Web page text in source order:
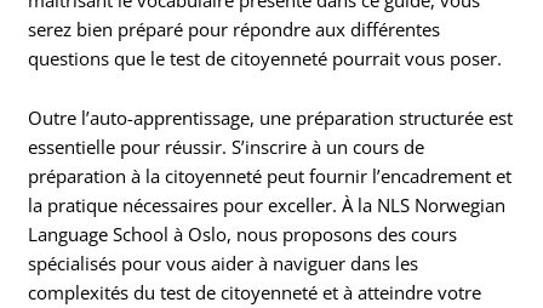
serez bien préparé pour répondre aux différentes
questions que le test de citoyenneté pourrait vous poser.
Outre l’auto-apprentissage, une préparation structurée est
essentielle pour réussir. S’inscrire à un cours de
préparation à la citoyenneté peut fournir l’encadrement et
la pratique nécessaires pour exceller. À la NLS Norwegian
Language School à Oslo, nous proposons des cours
spécialisés pour vous aider à naviguer dans les
complexités du test de citoyenneté et à atteindre votre